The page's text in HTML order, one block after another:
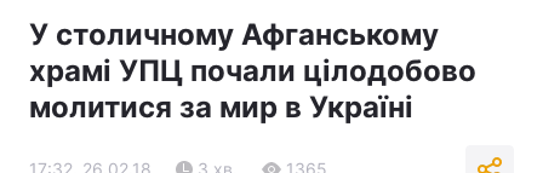
У столичному Афганському
храмі УПЦ почали цілодобово
молитися за мир в Україні
17:32, 26.02.18 3 хв. 1365